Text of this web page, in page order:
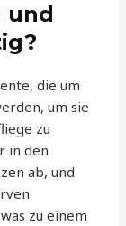
und
die um
um sie
zu
in den
ab, und
zu einem